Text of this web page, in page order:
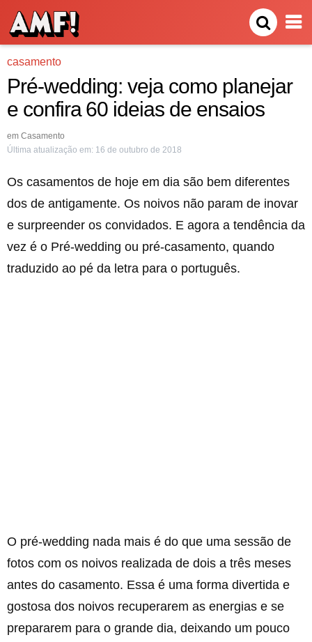
casamento
Pré-wedding: veja como planejar
e confira 60 ideias de ensaios
em Casamento
Última atualização em: 16 de outubro de 2018
Os casamentos de hoje em dia são bem diferentes
dos de antigamente. Os noivos não param de inovar
e surpreender os convidados. E agora a tendência da
vez é o Pré-wedding ou pré-casamento, quando
traduzido ao pé da letra para o português.
O pré-wedding nada mais é do que uma sessão de
fotos com os noivos realizada de dois a três meses
antes do casamento. Essa é uma forma divertida e
gostosa dos noivos recuperarem as energias e se
prepararem para o grande dia, deixando um pouco